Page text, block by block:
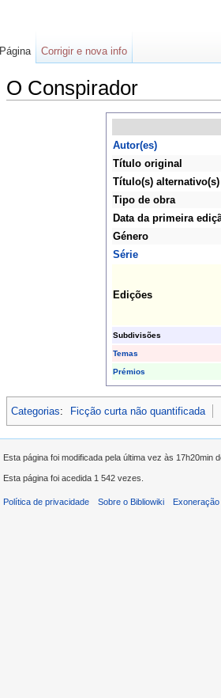
O Conspirador
Autor(es)
Título original
Título(s) alternativo(s)
Tipo de obra
Data da primeira
Género
Série
Edições
Subdivisões
Temas
Prémios
Categorias: Ficção curta não quantificada
Página Corrigir e nova info
Esta página foi modificada pela última vez às 17h20min
Esta página foi acedida 1 542 vezes.
Política de privacidade Sobre o Bibliowiki